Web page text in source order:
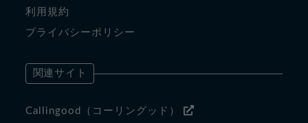
利用規約
プライバシーポリシー
関連サイト
Callingood（コーリングッド）